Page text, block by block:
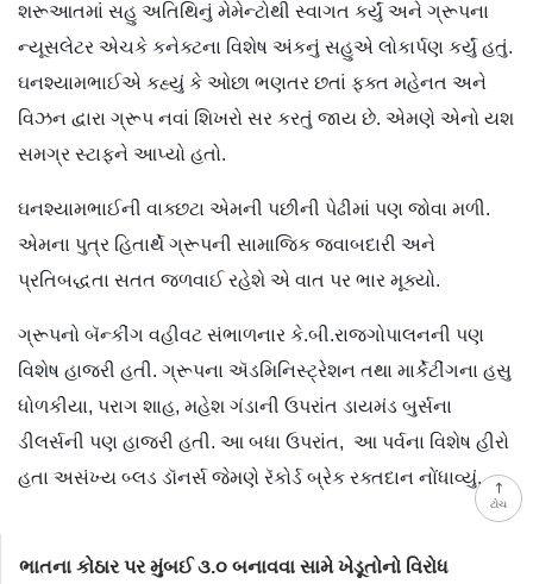
ટોચ
શરૂઆતમાં સહુ અતિથિનું મેમેન્ટોથી સ્વાગત કર્યું અને ગ્રૂપના
ન્યૂસલેટર એચકે કનેક્ટના વિશેષ અંકનું સહુએ લોકાર્પણ કર્યું હતું.
ઘનશ્યામભાઈએ કહ્યું કે ઓછા ભણતર છતાં ફક્ત મહેનત અને
વિઝન દ્વારા ગ્રૂપ નવાં શિખરો સર કરતું જાય છે. એમણે એનો યશ
સમગ્ર સ્ટાફને આપ્યો હતો.
ઘનશ્યામભાઈની વાક્છટા એમની પછીની પેઢીમાં પણ જોવા મળી.
એમના પુત્ર હિતાર્થે ગ્રૂપની સામાજિક જવાબદારી અને
પ્રતિબદ્ધતા સતત જળવાઈ રહેશે એ વાત પર ભાર મૂક્યો.
ગ્રૂપનો બૅન્કીંગ વહીવટ સંભાળનાર કે.બી.રાજગોપાલનની પણ
વિશેષ હાજરી હતી. ગ્રૂપના ઍડમિનિસ્ટ્રેશન તથા માર્કેટીંગના હસુ
ધોળકીયા, પરાગ શાહ, મહેશ ગંડાની ઉપરાંત ડાયમંડ બુર્સના
ડીલર્સની પણ હાજરી હતી. આ બધા ઉપરાંત, આ પર્વના વિશેષ હીરો
હતા અસંખ્ય બ્લડ ડૉનર્સ જેમણે રૅકોર્ડ બ્રેક રક્તદાન નોંધાવ્યું.
ભાતના કોઠાર પર મુંબઈ ૩.૦ બનાવવા સામે ખેડૂતોનો વિરોધ